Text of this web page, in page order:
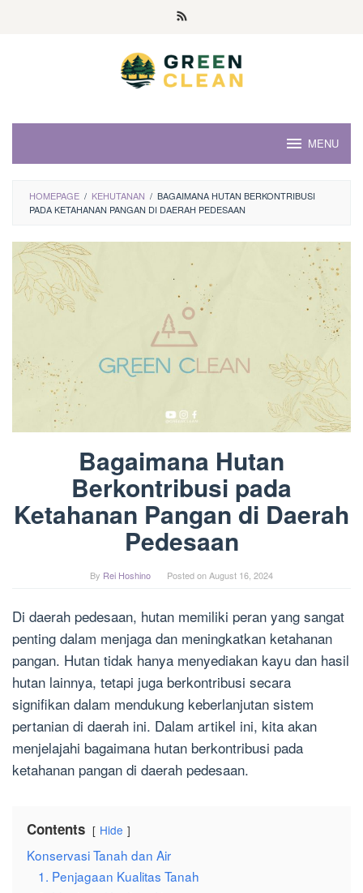
MENU
HOMEPAGE / KEHUTANAN / BAGAIMANA HUTAN BERKONTRIBUSI
PADA KETAHANAN PANGAN DI DAERAH PEDESAAN
Bagaimana Hutan
Berkontribusi pada
Ketahanan Pangan di Daerah
Pedesaan
By Rei Hoshino Posted onAugust 16, 2024
Di daerah pedesaan, hutan memiliki peran yang sangat
penting dalam menjaga dan meningkatkan ketahanan
pangan. Hutan tidak hanya menyediakan kayu dan hasil
hutan lainnya, tetapi juga berkontribusi secara
signifikan dalam mendukung keberlanjutan sistem
pertanian di daerah ini. Dalam artikel ini, kita akan
menjelajahi bagaimana hutan berkontribusi pada
ketahanan pangan di daerah pedesaan.
Contents Hide
Konservasi Tanah dan Air
1. Penjagaan Kualitas Tanah